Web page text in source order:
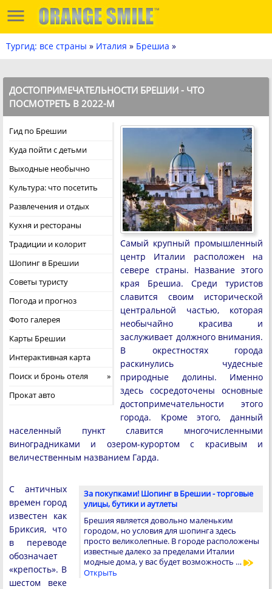
Тургид: все страны » Италия » Брешиа »
ДОСТОПРИМЕЧАТЕЛЬНОСТИ БРЕШИИ - ЧТО
ПОСМОТРЕТЬ В 2022-М
Гид по Брешии
Куда пойти с детьми
Выходные необычно
Культура: что посетить
Развлечения и отдых
Кухня и рестораны
Традиции и колорит
Шопинг в Брешии
Советы туристу
Погода и прогноз
Фото галерея
Карты Брешии
Интерактивная карта
Поиск и бронь отеля
Прокат авто
Самый крупный промышленный
центр Италии расположен на
севере страны. Название этого
края Брешиа. Среди туристов
славится своим исторической
центральной частью, которая
необычайно красива и
заслуживает должного внимания.
В окрестностях города
раскинулись чудесные
природные долины. Именно
здесь сосредоточены основные
достопримечательности этого
города. Кроме этого, данный
населенный пункт славится многочисленными
виноградниками и озером-курортом с красивым и
величественным названием Гарда.
За покупками! Шопинг в Брешии - торговые
улицы, бутики и аутлеты
Брешия является довольно маленьким
городом, но условия для шопинга здесь
просто великолепные. В городе расположены
известные далеко за пределами Италии
модные дома, у вас будет возможность …
Открыть
С античных
времен город
известен как
Бриксия, что
в переводе
обозначает
«крепость». В
шестом веке